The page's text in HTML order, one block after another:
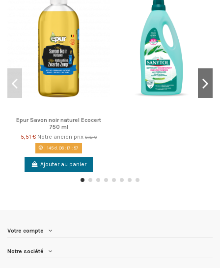
Epur Savon noir naturel Ecocert
750 ml
5,51 € Notre ancien prix 6,12 €
145d.08:17 :56
Ajouter au panier
Votre compte
Notre société